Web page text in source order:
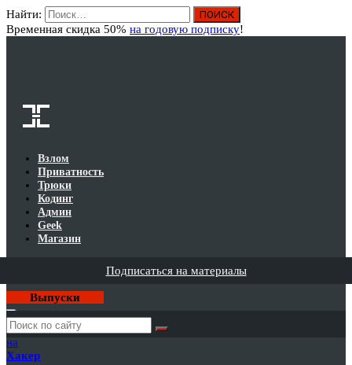
Найти:
Временная скидка 50% на годовую подписку!
Взлом
Приватность
Трюки
Кодинг
Админ
Geek
Магазин
Подписаться на материалы
Выпуски
Годовая
подписка
на
Хакер